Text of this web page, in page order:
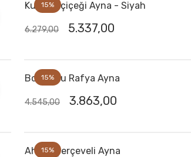
15%
Kubu Ayçiçeği Ayna - Siyah
6.279,00 5.337,00
15%
Boncuklu Rafya Ayna
4.545,00 3.863,00
15%
Ahşap Çerçeveli Ayna